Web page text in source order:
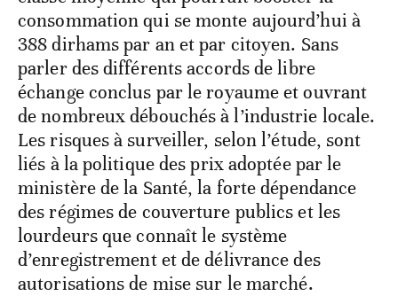
consommation qui se monte aujourd’hui à
388 dirhams par an et par citoyen. Sans
parler des différents accords de libre
échange conclus par le royaume et ouvrant
de nombreux débouchés à l’industrie locale.
Les risques à surveiller, selon l’étude, sont
liés à la politique des prix adoptée par le
ministère de la Santé, la forte dépendance
des régimes de couverture publics et les
lourdeurs que connaît le système
d’enregistrement et de délivrance des
autorisations de mise sur le marché.